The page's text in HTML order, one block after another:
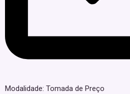
Modalidade: Tomada de Preço